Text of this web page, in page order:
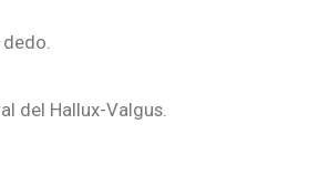
del Hallux-Valgus.